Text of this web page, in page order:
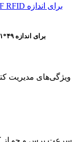
برچسب کتاب کتابخانه‌ای XGSun HF RFID برای اندازه ۴۹*۸۱ میلی‌متر
ویژگی‌های مدیریت